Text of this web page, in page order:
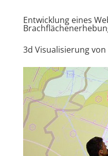
Entwicklung eines
3d Visualisierung